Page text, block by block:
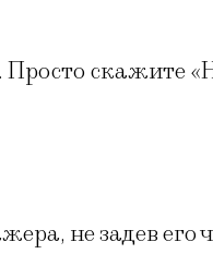
Просто скажите
не задев его